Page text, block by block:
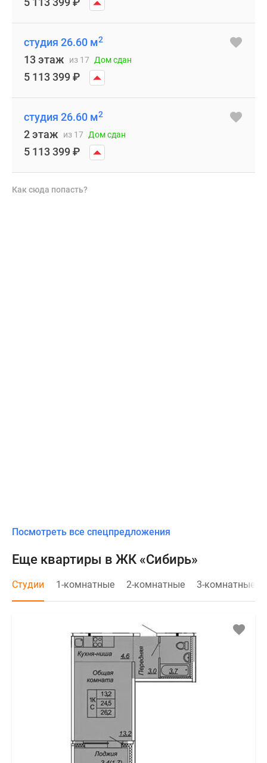
студия 26.60 м2
13 этаж из 17 Дом сдан
5 113 399₽
студия 26.60 м2
2 этаж из 17 Дом сдан
5 113 399₽
Как сюда попасть?
Посмотреть все спецпредложения
Еще квартиры в ЖК «Сибирь»
Студии 1-комнатные 2-комнатные 3-комнатные